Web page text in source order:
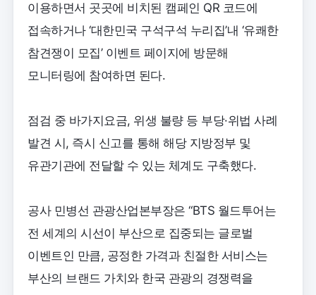
이용하면서 곳곳에 비치된 캠페인 QR 코드에
접속하거나 ‘대한민국 구석구석 누리집’내 ‘유쾌한
참견쟁이 모집’ 이벤트 페이지에 방문해
모니터링에 참여하면 된다.
점검 중 바가지요금, 위생 불량 등 부당·위법 사례
발견 시, 즉시 신고를 통해 해당 지방정부 및
유관기관에 전달할 수 있는 체계도 구축했다.
공사 민병선 관광산업본부장은 “BTS 월드투어는
전 세계의 시선이 부산으로 집중되는 글로벌
이벤트인 만큼, 공정한 가격과 친절한 서비스는
부산의 브랜드 가치와 한국 관광의 경쟁력을